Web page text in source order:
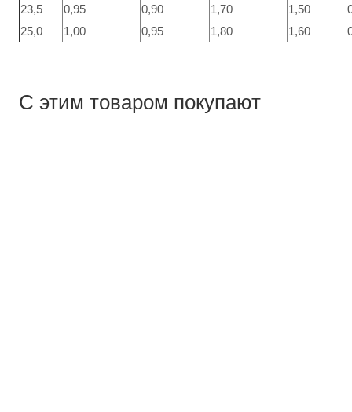
23,5
0,95 0,90 1,70 1,50
25,0
1,00 0,95 1,80 1,60
С этим товаром покупают